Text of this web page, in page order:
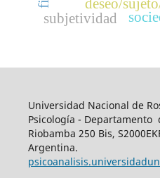
deseo/
subjetividad
Universidad Nacional de
Psicología - Departamento
Riobamba 250 Bis,
Argentina.